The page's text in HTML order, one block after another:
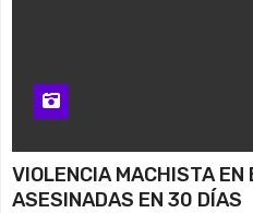
VIOLENCIA MACHISTA
ASESINADAS EN 30 DÍAS